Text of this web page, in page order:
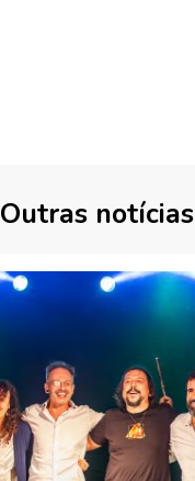
Outras notícias